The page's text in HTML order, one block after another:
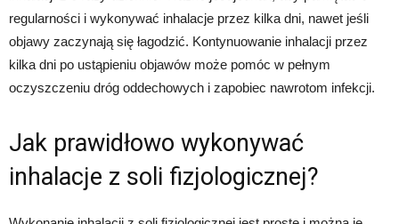
regularności i wykonywać inhalacje przez kilka dni, nawet jeśli
objawy zaczynają się łagodzić. Kontynuowanie inhalacji przez
kilka dni po ustąpieniu objawów może pomóc w pełnym
oczyszczeniu dróg oddechowych i zapobiec nawrotom infekcji.
Jak prawidłowo wykonywać
inhalacje z soli fizjologicznej?